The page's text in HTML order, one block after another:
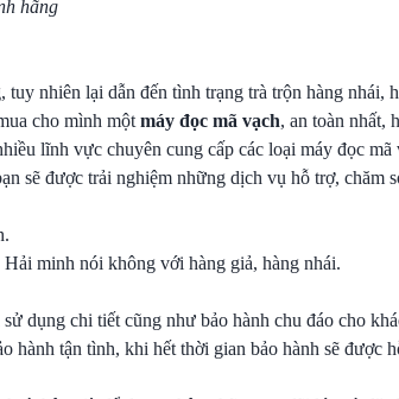
hãng
nhiên lại dẫn đến tình trạng trà trộn hàng nhái,
cho mình một máy đọc mã vạch, an toàn nhất,
lĩnh vực chuyên cung cấp các loại máy đọc mã
sẽ được trải nghiệm những dịch vụ hỗ trợ, chăm
minh nói không với hàng giả, hàng nhái.
dụng chi tiết cũng như bảo hành chu đáo cho
tận tình, khi hết thời gian bảo hành sẽ được